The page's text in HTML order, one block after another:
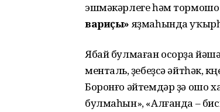
эшмәкәрлеге һәм
вариҫы» яҙмаһында
Ябай булмаған осорҙа
менталь, үҙебеҙсә әйтһәк,
Боронғо әйтемдәр ҙә ошо
булмаһын», «Алғанда –